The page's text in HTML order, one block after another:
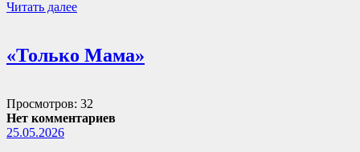
Читать далее
«Только Мама»
Просмотров: 32
Нет комментариев
25.05.2026